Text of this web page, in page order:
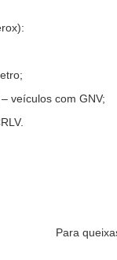
veículos com GNV;
Para